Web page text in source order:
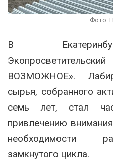
Фото:
В
ВОЗМОЖНОЕ».
сырья, собранного
семь лет, стал
привлечению
необходимости
замкнутого цикла.